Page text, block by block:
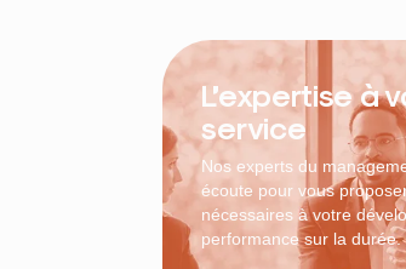
L’expertise à
service
Nos experts du
écoute pour vous
nécessaires à votre
performance sur la durée.